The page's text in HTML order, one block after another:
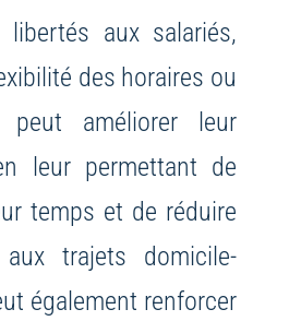
aux salariés,
des horaires ou
peut améliorer leur
leur permettant de
temps et de réduire
trajets domicile-
également renforcer